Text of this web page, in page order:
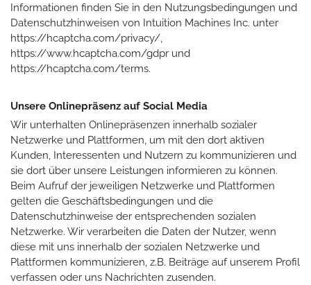
Informationen finden Sie in den Nutzungsbedingungen und
Datenschutzhinweisen von Intuition Machines Inc. unter
https://hcaptcha.com/privacy/,
https://www.hcaptcha.com/gdpr und
https://hcaptcha.com/terms.
Unsere Onlinepräsenz auf Social Media
Wir unterhalten Onlinepräsenzen innerhalb sozialer
Netzwerke und Plattformen, um mit den dort aktiven
Kunden, Interessenten und Nutzern zu kommunizieren und
sie dort über unsere Leistungen informieren zu können.
Beim Aufruf der jeweiligen Netzwerke und Plattformen
gelten die Geschäftsbedingungen und die
Datenschutzhinweise der entsprechenden sozialen
Netzwerke. Wir verarbeiten die Daten der Nutzer, wenn
diese mit uns innerhalb der sozialen Netzwerke und
Plattformen kommunizieren, z.B. Beiträge auf unserem Profil
verfassen oder uns Nachrichten zusenden.